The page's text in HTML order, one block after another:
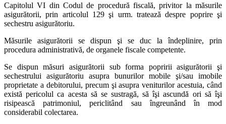
Capitolul VI din Codul de procedură fiscală, privitor la măsurile
asigurătorii, prin articolul 129 şi urm. tratează despre poprire şi
sechestru asigurătoriu.
Măsurile asigurătorii se dispun şi se duc la îndeplinire, prin
procedura administrativă, de organele fiscale competente.
Se dispun măsuri asigurătorii sub forma popririi asigurătorii şi
sechestrului asigurătoriu asupra bunurilor mobile şi/sau imobile
proprietate a debitorului, precum şi asupra veniturilor acestuia, când
există pericolul ca acesta să se sustragă, să îşi ascundă ori să îşi
risipească patrimoniul, periclitând sau îngreunând în mod
considerabil colectarea.